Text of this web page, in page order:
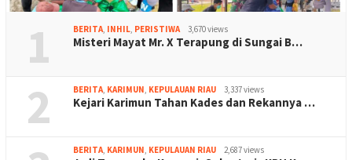
1 BERITA, INHIL, PERISTIWA 3,670 views
Misteri Mayat Mr. X Terapung di Sungai B…
2 BERITA, KARIMUN, KEPULAUAN RIAU 3,337 views
Kejari Karimun Tahan Kades dan Rekannya …
BERITA, KARIMUN, KEPULAUAN RIAU 2,687 views